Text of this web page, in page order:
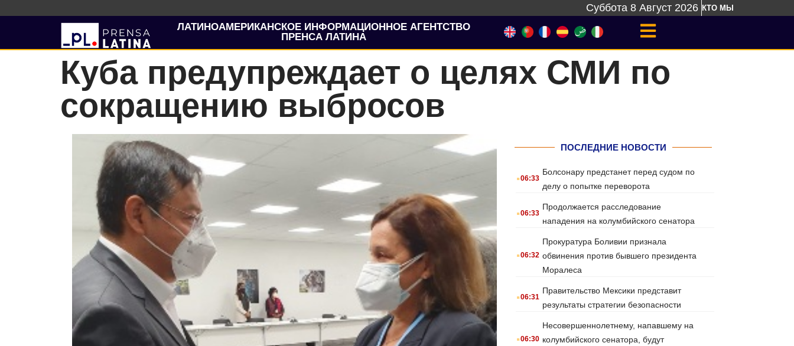
Суббота 8 Август 2026 КТО МЫ
ЛАТИНОАМЕРИКАНСКОЕ ИНФОРМАЦИОННОЕ АГЕНТСТВО
ПРЕНСА ЛАТИНА
Куба предупреждает о целях СМИ по
сокращению выбросов
ПОСЛЕДНИЕ НОВОСТИ
.06:33
Болсонару предстанет перед судом по
делу о попытке переворота
.06:33
Продолжается расследование
нападения на колумбийского сенатора
.06:32
Прокуратура Боливии признала
обвинения против бывшего президента
Моралеса
.06:31
Правительство Мексики представит
результаты стратегии безопасности
.06:30
Несовершеннолетнему, напавшему на
колумбийского сенатора, будут